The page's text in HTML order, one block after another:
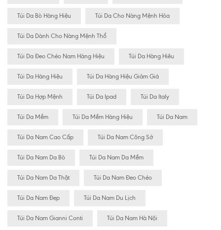
Túi Da Bò Hàng Hiệu Túi Da Cho Nàng Mệnh Hỏa
Túi Da Dành Cho Nàng Mệnh Thổ
Túi Da Đeo Chéo Nam Hàng Hiệu Túi Da Hàng Hiêu
Túi Da Hàng Hiệu Túi Da Hàng Hiệu Giảm Giá
Túi Da Hợp Mệnh Túi Da Ipad Túi Da Italy
Túi Da Mềm Túi Da Mềm Hàng Hiệu Túi Da Nam
Túi Da Nam Cao Cấp Túi Da Nam Công Sở
Túi Da Nam Da Bò Túi Da Nam Da Mềm
Túi Da Nam Da Thật Túi Da Nam Đeo Chéo
Túi Da Nam Đẹp Túi Da Nam Du Lịch
Túi Da Nam Gianni Conti Túi Da Nam Hà Nội